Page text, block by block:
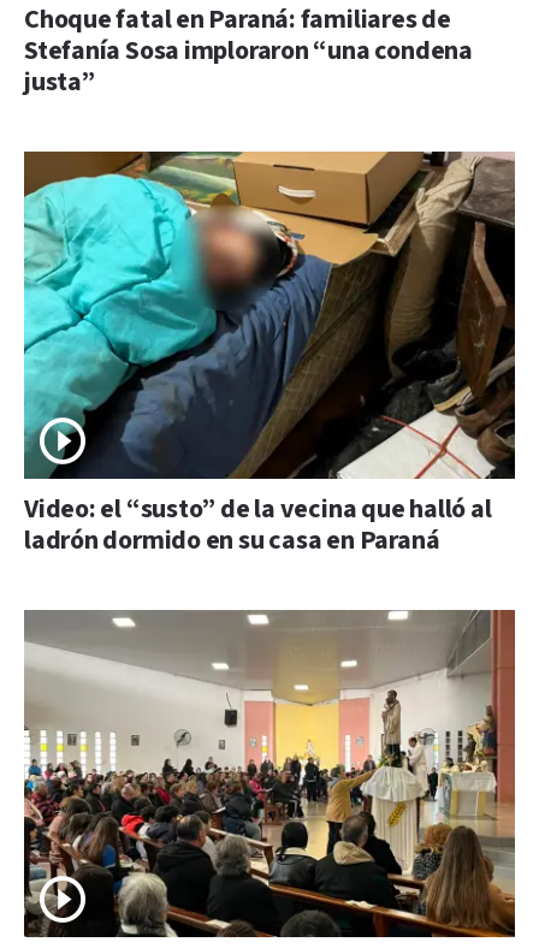
Choque fatal en Paraná: familiares de
Stefanía Sosa imploraron “una condena
justa”
Video: el “susto” de la vecina que halló al
ladrón dormido en su casa en Paraná